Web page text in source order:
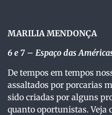
MARILIA MENDONÇA
6 e 7 – Espaço das
De tempos em tempos
assaltados por porcarias
sido criadas por alguns
quanto oportunistas. Veja